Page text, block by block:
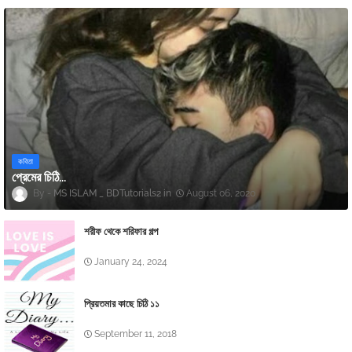
কবিতা
প্রেমের চিঠি...
MS ISLAM _ BDTutorials2 August 06, 2020
শরীফ থেকে শরিফার গল্প
January 24, 2024
প্রিয়তমার কাছে চিঠি ১১
September 11, 2018